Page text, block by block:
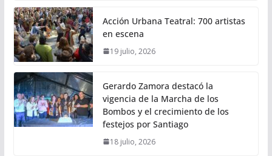
Acción Urbana Teatral: 700 artistas
en escena
19 julio, 2026
Gerardo Zamora destacó la
vigencia de la Marcha de los
Bombos y el crecimiento de los
festejos por Santiago
18 julio, 2026